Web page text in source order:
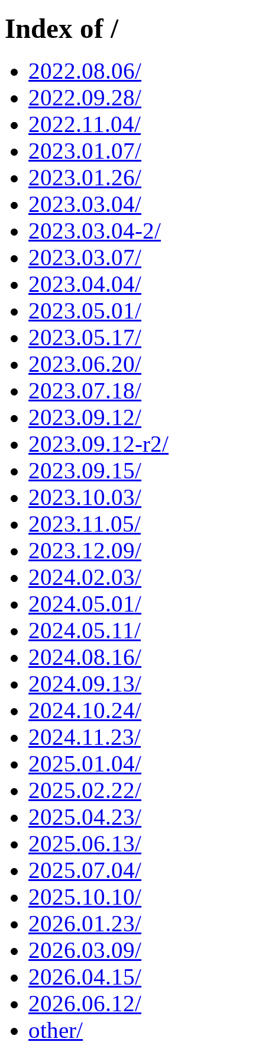
Index of /
2022.08.06/
2022.09.28/
2022.11.04/
2023.01.07/
2023.01.26/
2023.03.04/
2023.03.04-2/
2023.03.07/
2023.04.04/
2023.05.01/
2023.05.17/
2023.06.20/
2023.07.18/
2023.09.12/
2023.09.12-r2/
2023.09.15/
2023.10.03/
2023.11.05/
2023.12.09/
2024.02.03/
2024.05.01/
2024.05.11/
2024.08.16/
2024.09.13/
2024.10.24/
2024.11.23/
2025.01.04/
2025.02.22/
2025.04.23/
2025.06.13/
2025.07.04/
2025.10.10/
2026.01.23/
2026.03.09/
2026.04.15/
2026.06.12/
other/